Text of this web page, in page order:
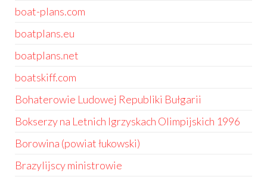
boat-plans.com
boatplans.eu
boatplans.net
boatskiff.com
Bohaterowie Ludowej Republiki Bułgarii
Bokserzy na Letnich Igrzyskach Olimpijskich 1996
Borowina (powiat łukowski)
Brazylijscy ministrowie